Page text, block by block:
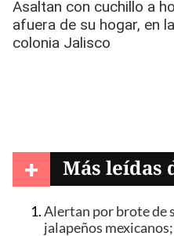
+ Más leídas
Alertan por brote de
jalapeños